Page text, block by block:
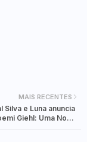
MAIS RECENTES
Silva e Luna anuncia
Giehl: Uma Nova